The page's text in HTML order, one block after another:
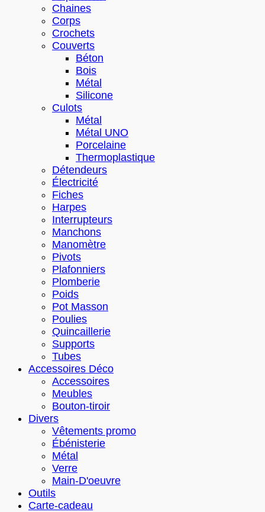
Chaines
Corps
Crochets
Couverts
Béton
Bois
Métal
Silicone
Culots
Métal
Métal UNO
Porcelaine
Thermoplastique
Détendeurs
Électricité
Fiches
Harpes
Interrupteurs
Manchons
Manomètre
Pivots
Plafonniers
Plomberie
Poids
Pot Masson
Poulies
Quincaillerie
Supports
Tubes
Accessoires Déco
Accessoires
Meubles
Bouton-tiroir
Divers
Vêtements promo
Ébénisterie
Métal
Verre
Main-D'oeuvre
Outils
Carte-cadeau